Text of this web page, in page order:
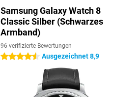
Samsung Galaxy Watch 8
Classic Silber (Schwarzes
Armband)
96 verifizierte Bewertungen
4.5 Sterne Ausgezeichnet 8,9